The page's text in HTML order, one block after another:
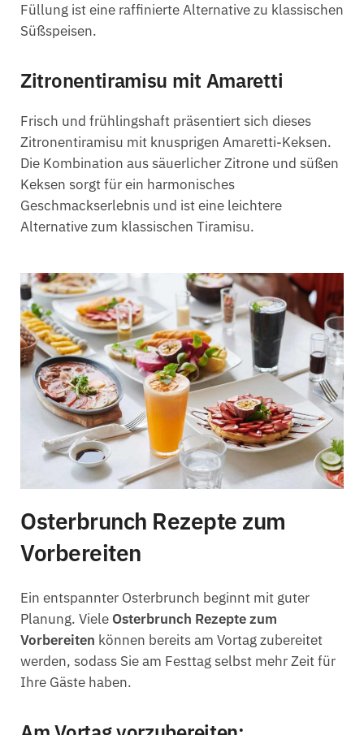
Füllung ist eine raffinierte Alternative zu klassischen
Süßspeisen.
Zitronentiramisu mit Amaretti
Frisch und frühlingshaft präsentiert sich dieses
Zitronentiramisu mit knusprigen Amaretti-Keksen.
Die Kombination aus säuerlicher Zitrone und süßen
Keksen sorgt für ein harmonisches
Geschmackserlebnis und ist eine leichtere
Alternative zum klassischen Tiramisu.
Osterbrunch Rezepte zum
Vorbereiten
Ein entspannter Osterbrunch beginnt mit guter
Planung. Viele Osterbrunch Rezepte zum
Vorbereiten können bereits am Vortag zubereitet
werden, sodass Sie am Festtag selbst mehr Zeit für
Ihre Gäste haben.